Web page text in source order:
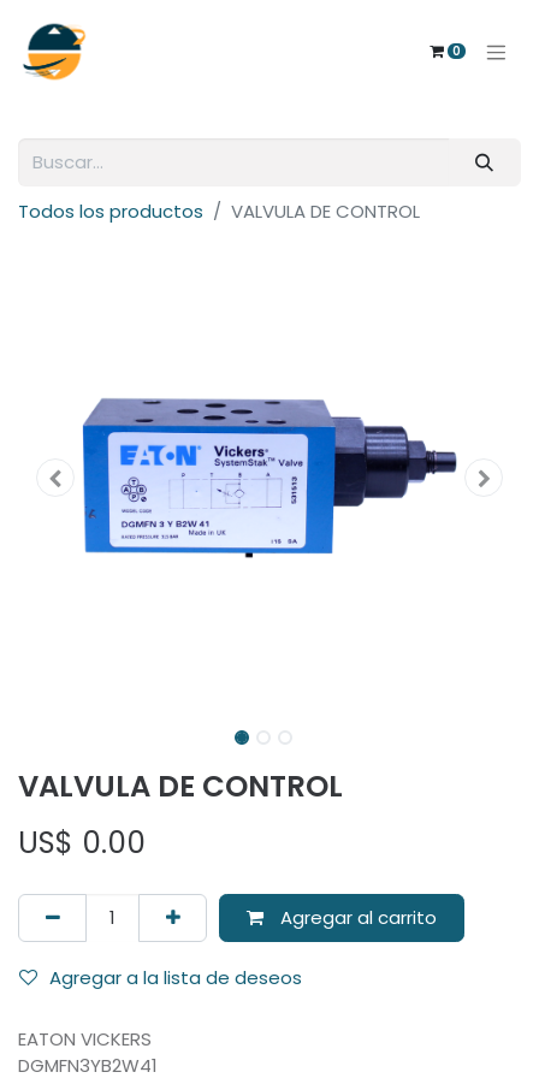
0
Todos los productos VALVULA DE CONTROL
VALVULA DE CONTROL
US$ 0.00
Agregar al carrito
Agregar a la lista de deseos
EATON VICKERS
DGMFN3YB2W41